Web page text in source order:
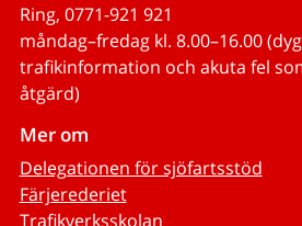
Ring, 0771-921 921
måndag–fredag kl. 8.00–16.00
trafikinformation och akuta fel
åtgärd)
Mer om
Delegationen för sjöfartsstöd
Färjerederiet
Trafikverksskolan